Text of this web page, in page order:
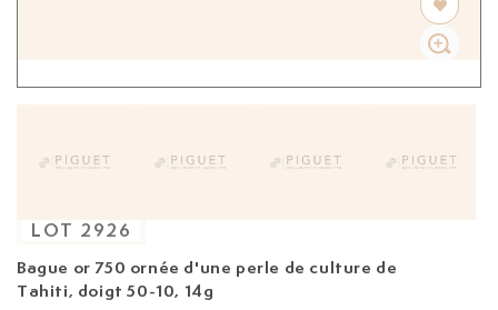
Bague or 750 ornée d'une perle de culture de
Tahiti, doigt 50-10, 14g
LOT 2926